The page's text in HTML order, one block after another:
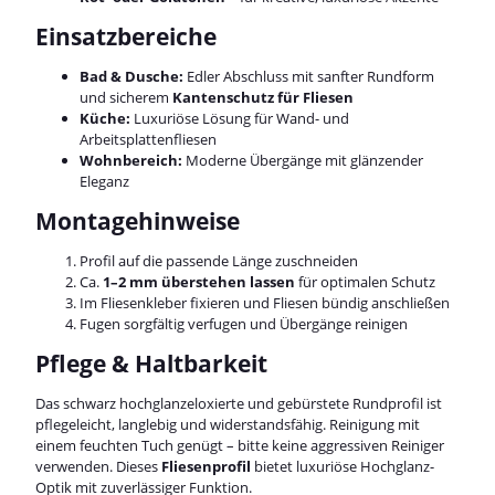
Einsatzbereiche
Bad & Dusche: Edler Abschluss mit sanfter Rundform
und sicherem Kantenschutz für Fliesen
Küche: Luxuriöse Lösung für Wand- und
Arbeitsplattenfliesen
Wohnbereich: Moderne Übergänge mit glänzender
Eleganz
Montagehinweise
Profil auf die passende Länge zuschneiden
Ca. 1–2 mm überstehen lassen für optimalen Schutz
Im Fliesenkleber fixieren und Fliesen bündig anschließen
Fugen sorgfältig verfugen und Übergänge reinigen
Pflege & Haltbarkeit
Das schwarz hochglanzeloxierte und gebürstete Rundprofil ist
pflegeleicht, langlebig und widerstandsfähig. Reinigung mit
einem feuchten Tuch genügt – bitte keine aggressiven Reiniger
verwenden. Dieses Fliesenprofil bietet luxuriöse Hochglanz-
Optik mit zuverlässiger Funktion.